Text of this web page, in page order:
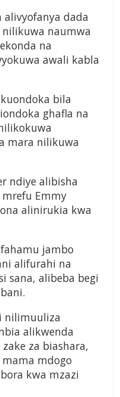
dada
naumwa
na
awali kabla
bila
ghafla na
mara nilikuwa
ndiye alibisha
Emmy
alinirukia kwa
jambo
alifurahi na
sana, alibeba begi
nilimuuliza
alikwenda
za biashara,
mdogo
kwa mzazi